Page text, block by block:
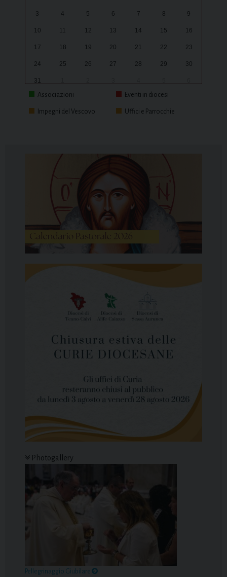
3 4 5 6 7 8 9
10 11 12 13 14 15 16
17 18 19 20 21 22 23
24 25 26 27 28 29 30
31
Associazioni
Eventi in diocesi
Impegni del Vescovo Uffici e Parrocchie
Photogallery
Pellegrinaggio Giubilare